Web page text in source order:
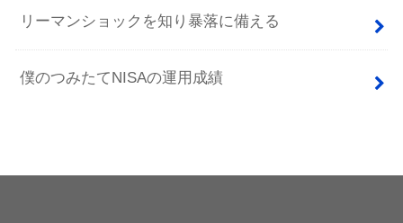
リーマンショックを知り暴落に備える
僕のつみたてNISAの運用成績